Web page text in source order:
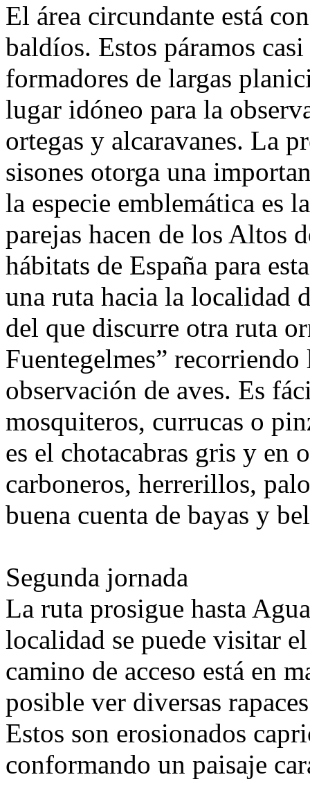
El área circundante está
baldíos. Estos páramos
formadores de largas
lugar idóneo para la
ortegas y alcaravanes. La
sisones otorga una
la especie emblemática es
parejas hacen de los Altos
hábitats de España para
una ruta hacia la localidad
del que discurre otra ruta
Fuentegelmes”
observación de aves. Es
mosquiteros, currucas o
es el chotacabras gris y en
carboneros, herrerillos,
buena cuenta de bayas y
Segunda jornada
La ruta prosigue hasta
localidad se puede visitar
camino de acceso está en
posible ver diversas
Estos son erosionados
conformando un paisaje